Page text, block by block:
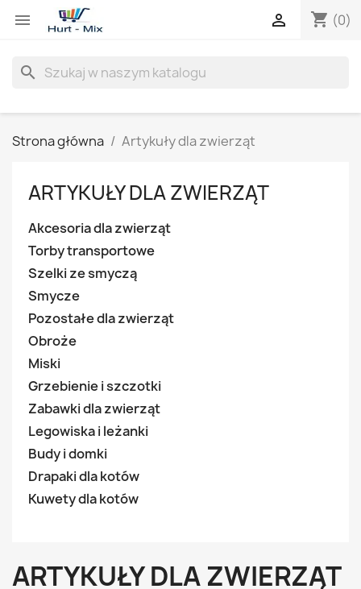
 shopping_cart (0)

search
Strona główna Artykuły dla zwierząt
ARTYKUŁY DLA ZWIERZĄT
Akcesoria dla zwierząt
Torby transportowe
Szelki ze smyczą
Smycze
Pozostałe dla zwierząt
Obroże
Miski
Grzebienie i szczotki
Zabawki dla zwierząt
Legowiska i leżanki
Budy i domki
Drapaki dla kotów
Kuwety dla kotów
ARTYKUŁY DLA ZWIERZĄT